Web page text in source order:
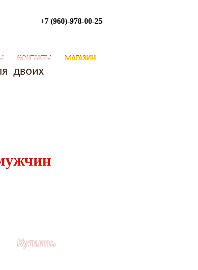
+7 (960)-978-00-25
КОНТАКТЫ МАГАЗИН
двоих
Купить